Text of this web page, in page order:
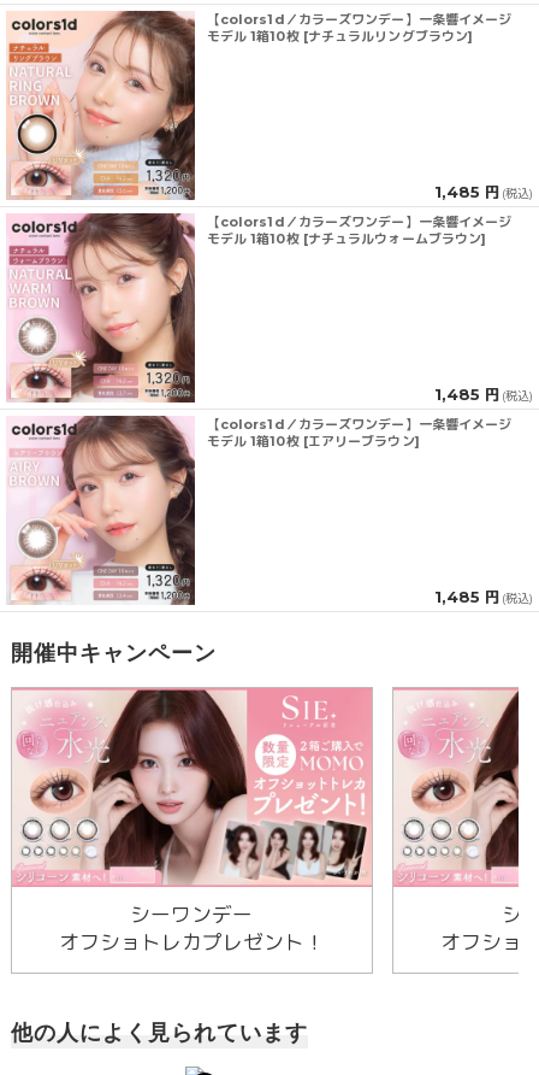
【colors1d／カラーズワンデー】一条響イメージ
モデル 1箱10枚 [ナチュラルリングブラウン]
1,485 円 (税込)
【colors1d／カラーズワンデー】一条響イメージ
モデル 1箱10枚 [ナチュラルウォームブラウン]
1,485 円 (税込)
【colors1d／カラーズワンデー】一条響イメージ
モデル 1箱10枚 [エアリーブラウン]
1,485 円 (税込)
開催中キャンペーン
シーワンデー
オフショトレカプレゼント！
シ
オフショ
他の人によく見られています